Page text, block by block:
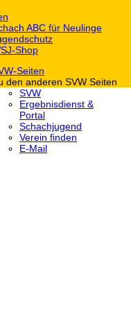
ABC für Neulinge
Shop
Seiten
den anderen SVW Seiten
SVW
Ergebnisdienst &
Portal
Schachjugend
Verein finden
E-Mail